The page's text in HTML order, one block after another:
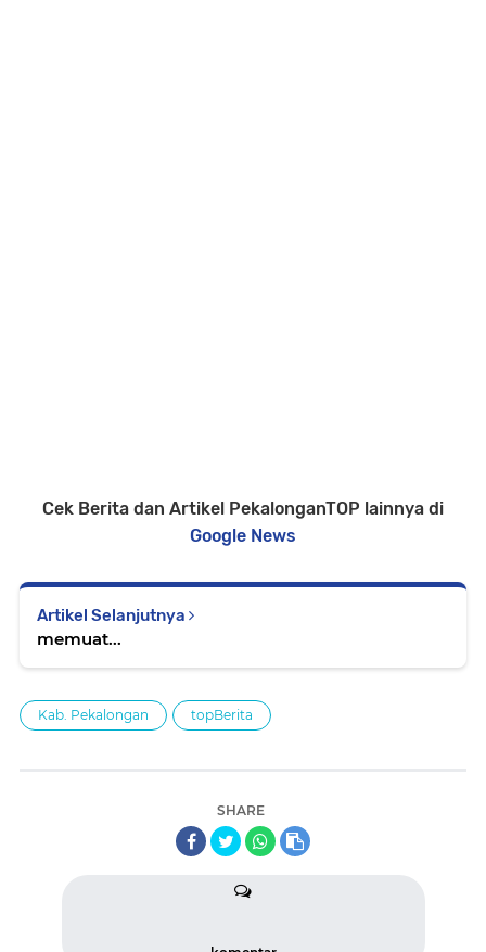
Cek Berita dan Artikel PekalonganTOP lainnya di
Google News
Artikel Selanjutnya
memuat...
Kab. Pekalongan topBerita
SHARE